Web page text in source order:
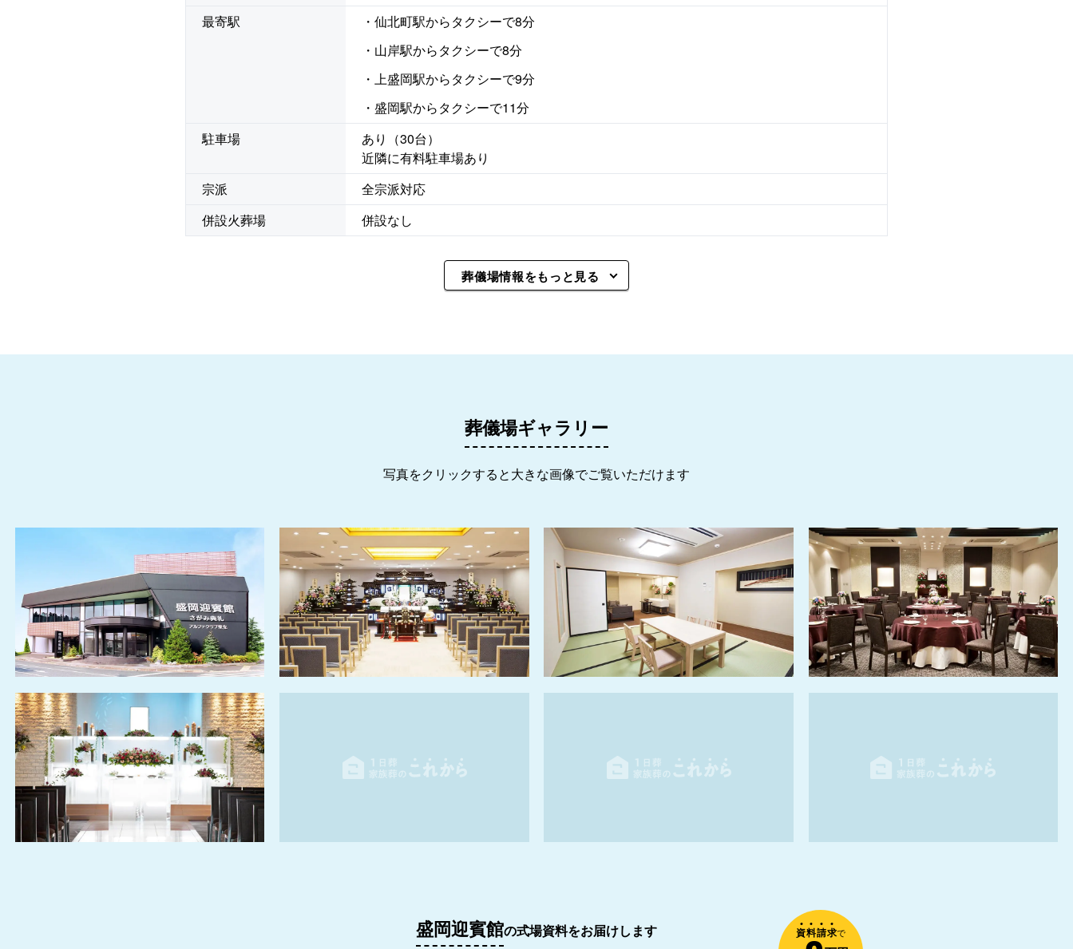
最寄駅
・仙北町駅からタクシーで8分
・山岸駅からタクシーで8分
・上盛岡駅からタクシーで9分
・盛岡駅からタクシーで11分
駐車場
あり（30台）
近隣に有料駐車場あり
宗派
全宗派対応
併設火葬場
併設なし
葬儀場情報をもっと見る
葬儀場ギャラリー
写真をクリックすると大きな画像でご覧いただけます
盛岡迎賓館の式場資料をお届けします 資料請求で